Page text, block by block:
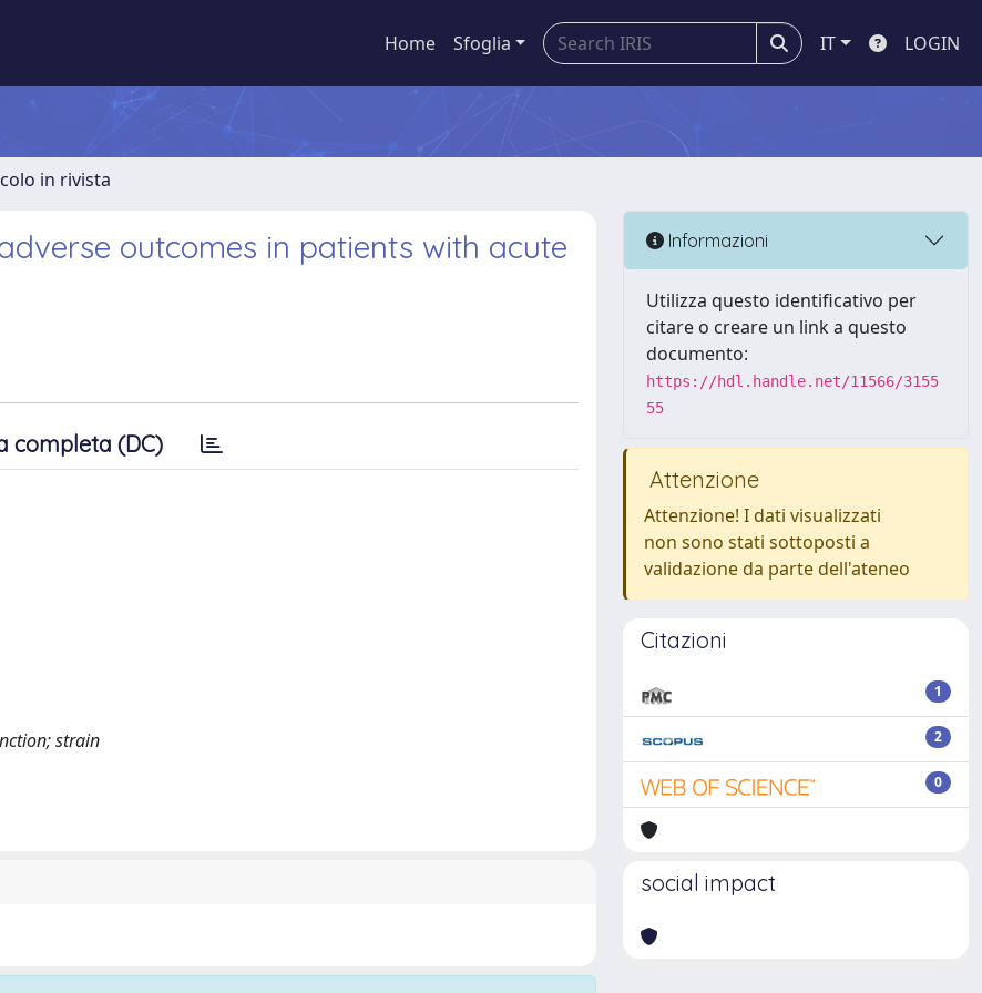
Home Sfoglia IT LOGIN
in rivista
outcomes in patients with acute
completa (DC)
strain
Informazioni
Utilizza questo identificativo per
citare o creare un link a questo
documento:
https://hdl.handle.net/11566/3155
55
Attenzione
Attenzione! I dati visualizzati
non sono stati sottoposti a
validazione da parte dell'ateneo
Citazioni
1
2
0
social impact